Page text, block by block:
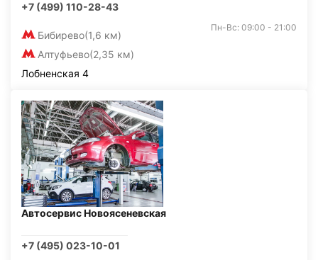
+7 (499) 110-28-43
Бибирево(1,6 км)
Алтуфьево(2,35 км)
Пн-Вс: 09:00 - 21:00
Лобненская 4
Автосервис Новоясеневская
+7 (495) 023-10-01